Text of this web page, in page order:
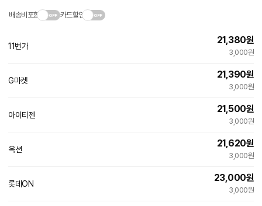
배송비포함 카드할인
11번가
21,380원
3,000원
G마켓
21,390원
3,000원
아이티젠
21,500원
3,000원
옥션
21,620원
3,000원
롯데ON
23,000원
3,000원